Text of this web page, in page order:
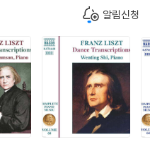
알림신청